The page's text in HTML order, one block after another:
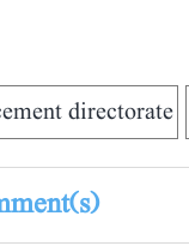
directorate